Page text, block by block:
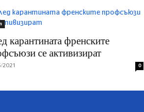
карантината френските
се активизират
2021 0